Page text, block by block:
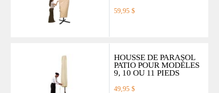
59,95 $
HOUSSE DE PARASOL
PATIO POUR MODÈLES
9, 10 OU 11 PIEDS
49,95 $